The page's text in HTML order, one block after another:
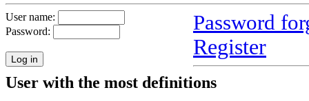
User name:
Password:
Password
Register
User with the most definitions